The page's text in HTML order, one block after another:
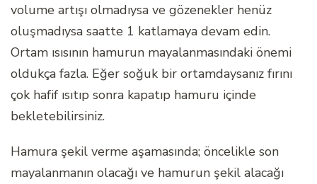
volume artışı olmadıysa ve gözenekler henüz
oluşmadıysa saatte 1 katlamaya devam edin.
Ortam ısısının hamurun mayalanmasındaki önemi
oldukça fazla. Eğer soğuk bir ortamdaysanız fırını
çok hafif ısıtıp sonra kapatıp hamuru içinde
bekletebilirsiniz.
Hamura şekil verme aşamasında; öncelikle son
mayalanmanın olacağı ve hamurun şekil alacağı